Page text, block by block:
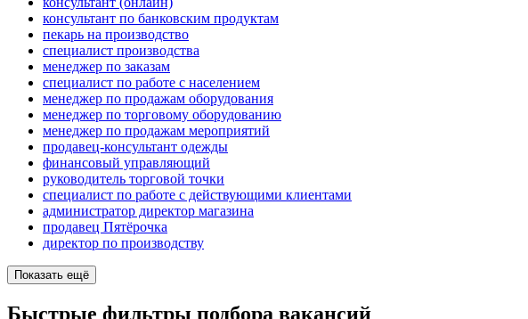
консультант по банковским продуктам
пекарь на производство
специалист производства
менеджер по заказам
специалист по работе с населением
менеджер по продажам оборудования
менеджер по торговому оборудованию
менеджер по продажам мероприятий
продавец-консультант одежды
финансовый управляющий
руководитель торговой точки
специалист по работе с действующими клиентами
администратор директор магазина
продавец Пятёрочка
директор по производству
Показать ещё
Быстрые фильтры подбора вакансий